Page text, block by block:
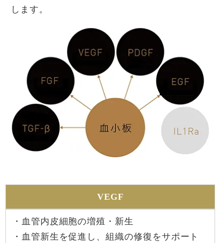
します。
VEGF
・血管内皮細胞の増殖・新生
・血管新生を促進し、組織の修復をサポート